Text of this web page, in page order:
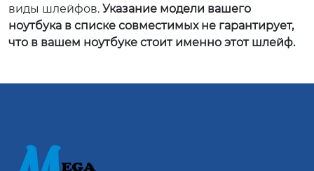
виды шлейфов. Указание модели вашего
ноутбука в списке совместимых не гарантирует,
что в вашем ноутбуке стоит именно этот шлейф.